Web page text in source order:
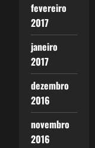
fevereiro
2017
janeiro
2017
dezembro
2016
novembro
2016